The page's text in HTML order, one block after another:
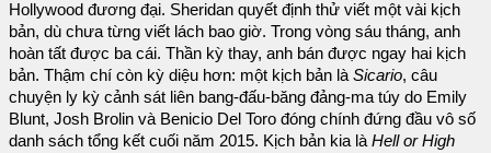
Hollywood đương đại. Sheridan quyết định thử viết một vài kịch
bản, dù chưa từng viết lách bao giờ. Trong vòng sáu tháng, anh
hoàn tất được ba cái. Thần kỳ thay, anh bán được ngay hai kịch
bản. Thậm chí còn kỳ diệu hơn: một kịch bản làSicario, câu
chuyện ly kỳ cảnh sát liên bang-đấu-băng đảng-ma túy do Emily
Blunt, Josh Brolin và Benicio Del Toro đóng chính đứng đầu vô số
danh sách tổng kết cuối năm 2015. Kịch bản kia làHell or High